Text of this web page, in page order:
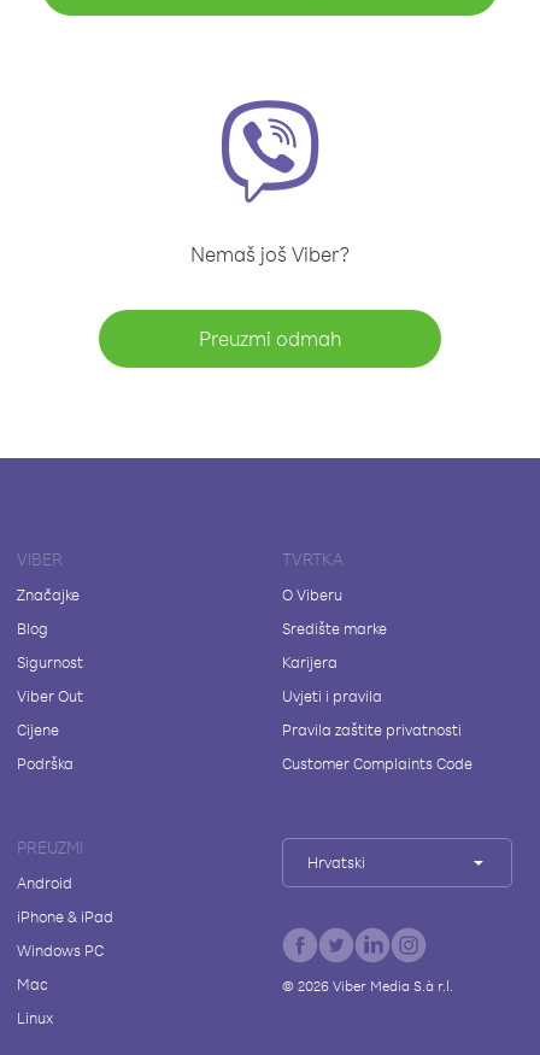
Nemaš još Viber?
Preuzmi odmah
VIBER
Značajke
Blog
Sigurnost
Viber Out
Cijene
Podrška
TVRTKA
O Viberu
Središte marke
Karijera
Uvjeti i pravila
Pravila zaštite privatnosti
Customer Complaints Code
PREUZMI
Android
iPhone & iPad
Windows PC
Mac
Linux
Hrvatski
© 2026Viber Media S.à r.l.